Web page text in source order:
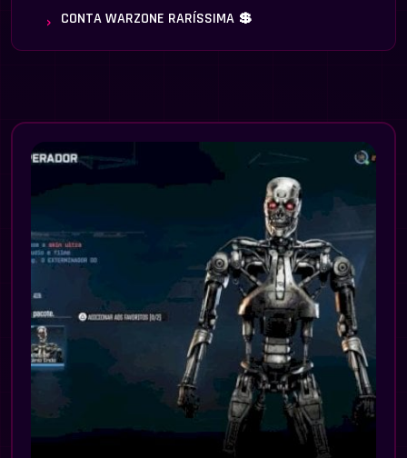
CONTA WARZONE RARÍSSIMA 💲